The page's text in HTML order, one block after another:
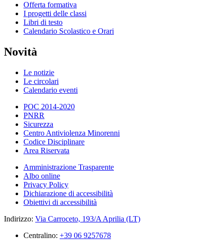
Offerta formativa
I progetti delle classi
Libri di testo
Calendario Scolastico e Orari
Novità
Le notizie
Le circolari
Calendario eventi
POC 2014-2020
PNRR
Sicurezza
Centro Antiviolenza Minorenni
Codice Disciplinare
Area Riservata
Amministrazione Trasparente
Albo online
Privacy Policy
Dichiarazione di accessibilità
Obiettivi di accessibilità
Indirizzo: Via Carroceto, 193/A Aprilia (LT)
Centralino: +39 06 9257678